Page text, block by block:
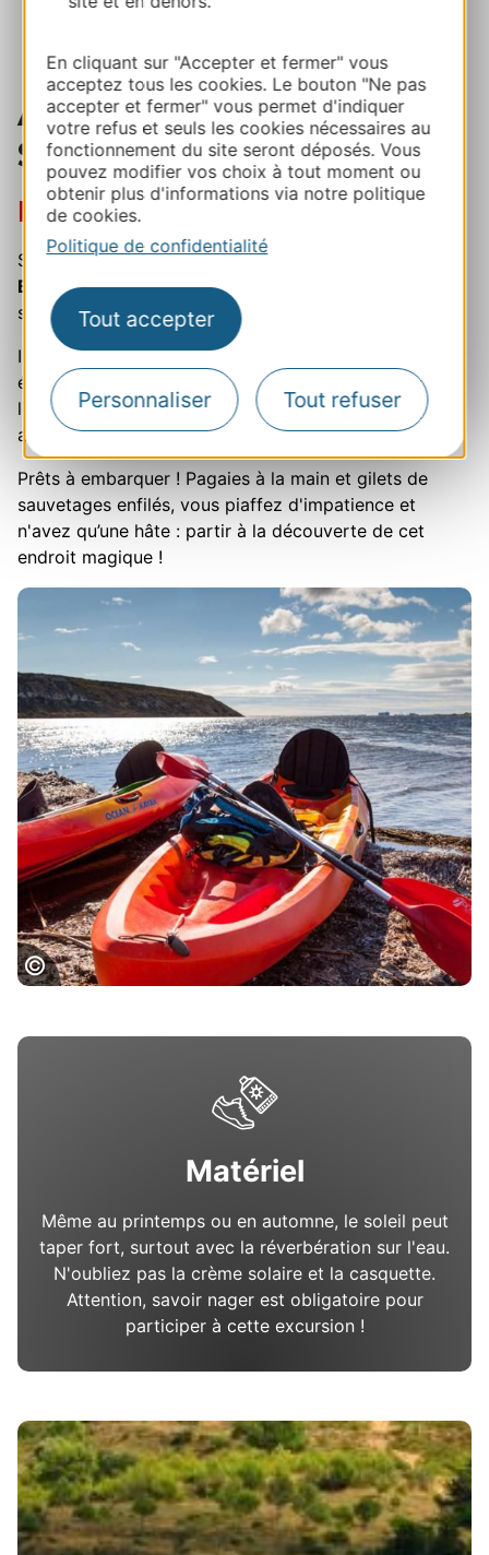
En cliquant sur "Accepter et fermer" vous
acceptez tous les cookies. Le bouton "Ne pas
accepter et fermer" vous permet d'indiquer
votre refus et seuls les cookies nécessaires au
fonctionnement du site seront déposés. Vous
pouvez modifier vos choix à tout moment ou
obtenir plus d'informations via notre politique
de cookies.
Politique de confidentialité
Tout accepter
Personnaliser Tout refuser
Port-Mahon © Nomah / OT Grand Narbonne
A la base nautique de
Sigean
Rencontre avec votre guide
Souriant et chaleureux, Jean-Luc,
Base Nautique de Sigean
saura vous mettre tout de suite à l’aise !
Il commencele briefing d'usage
équipez : sécurité, parcours, un peu de teasing pour
le fun ! Son enthousiasme fait plaisir à entendre et
attise la curiosité.
Prêts à embarquer ! Pagaies à la main et gilets de
sauvetages enfilés, vous piaffez d'impatience et
n'avez qu’une hâte : partir à la découverte de cet
endroit magique !
Matériel
Même au printemps ou en automne, le soleil peut
taper fort, surtout avec la réverbération sur l'eau.
N'oubliez pas la crème solaire et la casquette.
Attention, savoir nager est obligatoire pour
participer à cette excursion !